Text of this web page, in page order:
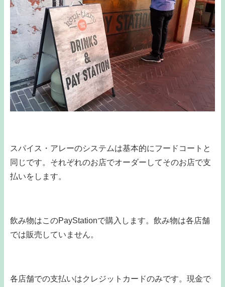
スパイス・アレーのシステムは基本的にフードコートと
同じです。それぞれのお店でオーダーしてそのお店で支
払いをします。
飲み物はこのPayStationで購入します。飲み物は各店舗
では販売していません。
各店舗での支払いはクレジットカードのみです。現金で